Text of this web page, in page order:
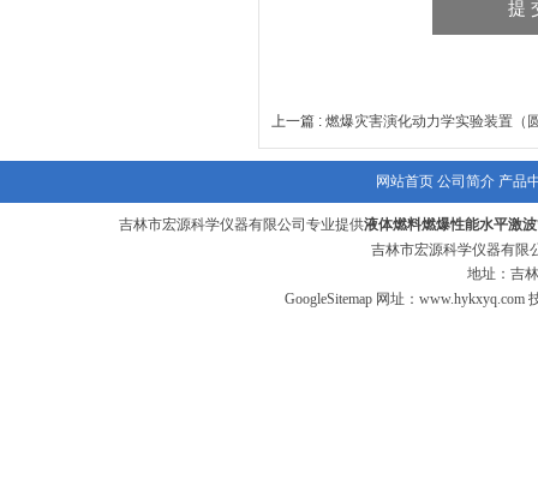
上一篇 : 燃爆灾害演化动力学实验装置（
网站首页 公司简介 产品
吉林市宏源科学仪器有限公司专业提供液体燃料燃爆性能水平激
吉林市宏源科学仪器有限
地址：吉
GoogleSitemap网址： www.hykxyq.com